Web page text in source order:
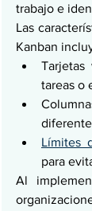
trabajo e
Las
Kanban
Tarjetas
tareas o
Límites
para
Al